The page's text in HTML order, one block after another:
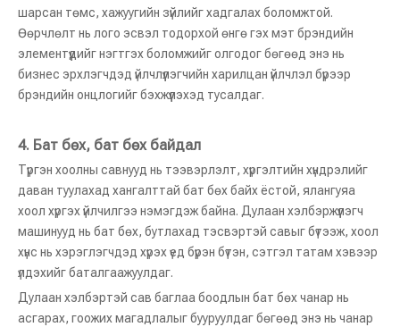
шарсан төмс, хажуугийн зүйлийг хадгалах боломжтой.
Өөрчлөлт нь лого эсвэл тодорхой өнгө гэх мэт брэндийн
элементүүдийг нэгтгэх боломжийг олгодог бөгөөд энэ нь
бизнес эрхлэгчдэд үйлчлүүлэгчийн харилцан үйлчлэл бүрээр
брэндийн онцлогийг бэхжүүлэхэд тусалдаг.
4. Бат бөх, бат бөх байдал
Түргэн хоолны савнууд нь тээвэрлэлт, хүргэлтийн хүндрэлийг
даван туулахад хангалттай бат бөх байх ёстой, ялангуяа
хоол хүргэх үйлчилгээ нэмэгдэж байна. Дулаан хэлбэржүүлэгч
машинууд нь бат бөх, бутлахад тэсвэртэй савыг бүтээж, хоол
хүнс нь хэрэглэгчдэд хүрэх үед бүрэн бүтэн, сэтгэл татам хэвээр
үлдэхийг баталгаажуулдаг.
Дулаан хэлбэртэй сав баглаа боодлын бат бөх чанар нь
асгарах, гоожих магадлалыг бууруулдаг бөгөөд энэ нь чанар